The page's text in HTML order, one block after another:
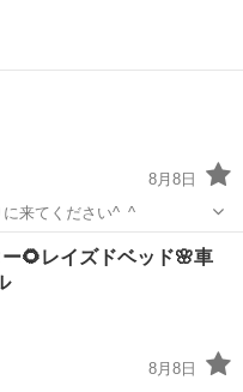
8月8日
来てください^_^
🌻レイズドベッド🌸車
8月8日